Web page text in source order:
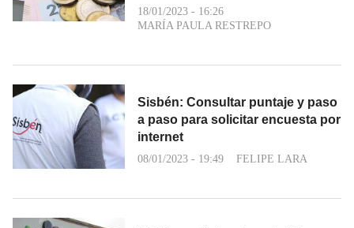
18/01/2023 - 16:26
MARÍA PAULA RESTREPO
Sisbén: Consultar puntaje y paso
a paso para solicitar encuesta por
internet
08/01/2023 - 19:49 FELIPE LARA